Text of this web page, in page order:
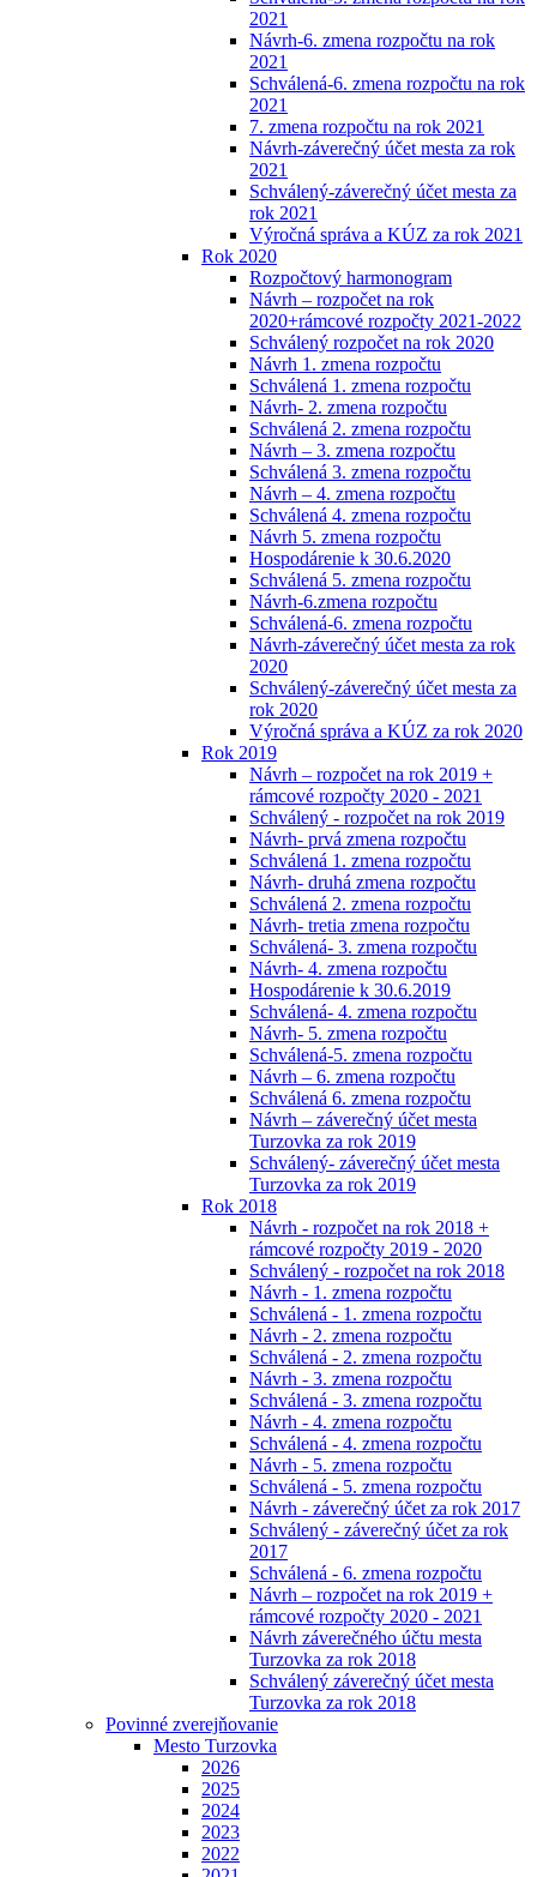
2021
Návrh-6. zmena rozpočtu na rok
2021
Schválená-6. zmena rozpočtu na rok
2021
7. zmena rozpočtu na rok 2021
Návrh-záverečný účet mesta za rok
2021
Schválený-záverečný účet mesta za
rok 2021
Výročná správa a KÚZ za rok 2021
Rok 2020
Rozpočtový harmonogram
Návrh – rozpočet na rok
2020+rámcové rozpočty 2021-2022
Schválený rozpočet na rok 2020
Návrh 1. zmena rozpočtu
Schválená 1. zmena rozpočtu
Návrh- 2. zmena rozpočtu
Schválená 2. zmena rozpočtu
Návrh – 3. zmena rozpočtu
Schválená 3. zmena rozpočtu
Návrh – 4. zmena rozpočtu
Schválená 4. zmena rozpočtu
Návrh 5. zmena rozpočtu
Hospodárenie k 30.6.2020
Schválená 5. zmena rozpočtu
Návrh-6.zmena rozpočtu
Schválená-6. zmena rozpočtu
Návrh-záverečný účet mesta za rok
2020
Schválený-záverečný účet mesta za
rok 2020
Výročná správa a KÚZ za rok 2020
Rok 2019
Návrh – rozpočet na rok 2019 +
rámcové rozpočty 2020 - 2021
Schválený - rozpočet na rok 2019
Návrh- prvá zmena rozpočtu
Schválená 1. zmena rozpočtu
Návrh- druhá zmena rozpočtu
Schválená 2. zmena rozpočtu
Návrh- tretia zmena rozpočtu
Schválená- 3. zmena rozpočtu
Návrh- 4. zmena rozpočtu
Hospodárenie k 30.6.2019
Schválená- 4. zmena rozpočtu
Návrh- 5. zmena rozpočtu
Schválená-5. zmena rozpočtu
Návrh – 6. zmena rozpočtu
Schválená 6. zmena rozpočtu
Návrh – záverečný účet mesta
Turzovka za rok 2019
Schválený- záverečný účet mesta
Turzovka za rok 2019
Rok 2018
Návrh - rozpočet na rok 2018 +
rámcové rozpočty 2019 - 2020
Schválený - rozpočet na rok 2018
Návrh - 1. zmena rozpočtu
Schválená - 1. zmena rozpočtu
Návrh - 2. zmena rozpočtu
Schválená - 2. zmena rozpočtu
Návrh - 3. zmena rozpočtu
Schválená - 3. zmena rozpočtu
Návrh - 4. zmena rozpočtu
Schválená - 4. zmena rozpočtu
Návrh - 5. zmena rozpočtu
Schválená - 5. zmena rozpočtu
Návrh - záverečný účet za rok 2017
Schválený - záverečný účet za rok
2017
Schválená - 6. zmena rozpočtu
Návrh – rozpočet na rok 2019 +
rámcové rozpočty 2020 - 2021
Návrh záverečného účtu mesta
Turzovka za rok 2018
Schválený záverečný účet mesta
Turzovka za rok 2018
Povinné zverejňovanie
Mesto Turzovka
2026
2025
2024
2023
2022